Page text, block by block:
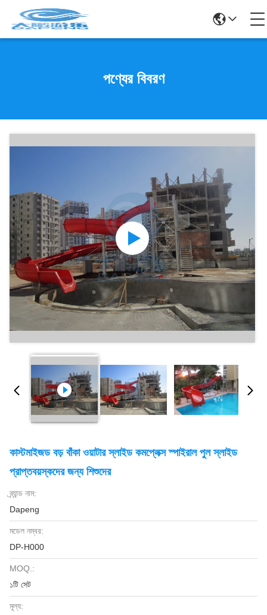
পণ্যের বিবরণ
কাস্টমাইজড বড় বাঁকা ওয়াটার স্লাইড কমপ্লেক্স স্পাইরাল পুল স্লাইড
প্রাপ্তবয়স্কদের জন্য শিশুদের
ব্র্যান্ড নাম:
Dapeng
মডেল নম্বর:
DP-H000
MOQ.:
১টি সেট
মূল্য: